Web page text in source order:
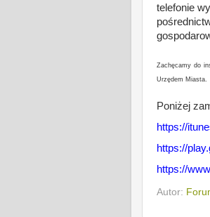
telefonie
Zachęcamy do
Urzędem Miasta.
Poniżej
https://
https://
https://
Autor: